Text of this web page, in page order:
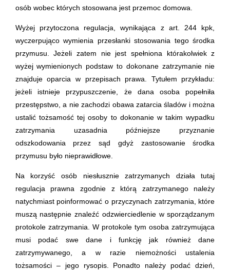
osób wobec których stosowana jest przemoc domowa.
Wyżej przytoczona regulacja, wynikająca z art. 244 kpk,
wyczerpująco wymienia przesłanki stosowania tego środka
przymusu. Jeżeli zatem nie jest spełniona którakolwiek z
wyżej wymienionych podstaw to dokonane zatrzymanie nie
znajduje oparcia w przepisach prawa. Tytułem przykładu:
jeżeli istnieje przypuszczenie, że dana osoba popełniła
przestępstwo, a nie zachodzi obawa zatarcia śladów i można
ustalić tożsamość tej osoby to dokonanie w takim wypadku
zatrzymania uzasadnia późniejsze przyznanie
odszkodowania przez sąd gdyż zastosowanie środka
przymusu było nieprawidłowe.
Na korzyść osób niesłusznie zatrzymanych działa tutaj
regulacja prawna zgodnie z którą zatrzymanego należy
natychmiast poinformować o przyczynach zatrzymania, które
muszą następnie znaleźć odzwierciedlenie w sporządzanym
protokole zatrzymania. W protokole tym osoba zatrzymująca
musi podać swe dane i funkcję jak również dane
zatrzymywanego, a w razie niemożności ustalenia
tożsamości – jego rysopis. Ponadto należy podać dzień,